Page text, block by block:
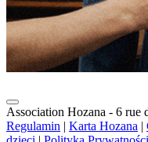
Association Hozana - 6 rue
Regulamin | Karta Hozana |